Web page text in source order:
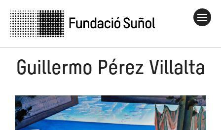
Guillermo Pérez Villalta